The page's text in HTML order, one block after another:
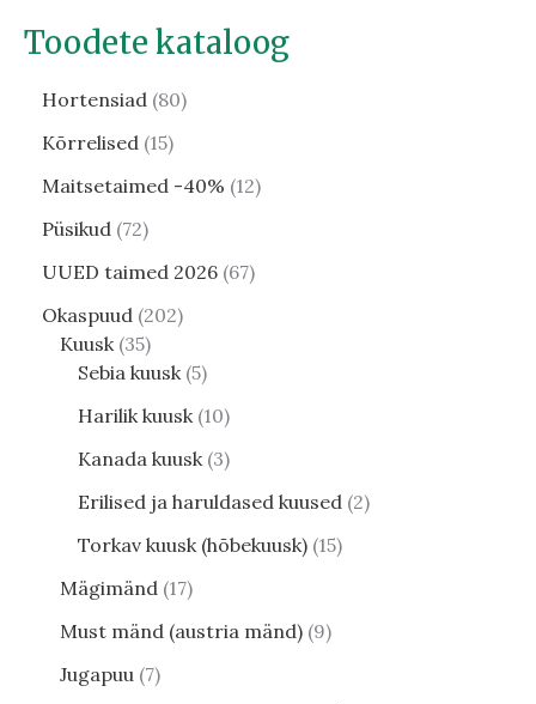
Toodete kataloog
Hortensiad 80
Kõrrelised 15
Maitsetaimed -40% 12
Püsikud 72
UUED taimed 2026 67
Okaspuud 202
Kuusk 35
Sebia kuusk 5
Harilik kuusk 10
Kanada kuusk 3
Erilised ja haruldased kuused 2
Torkav kuusk (hõbekuusk) 15
Mägimänd 17
Must mänd (austria mänd) 9
Jugapuu 7